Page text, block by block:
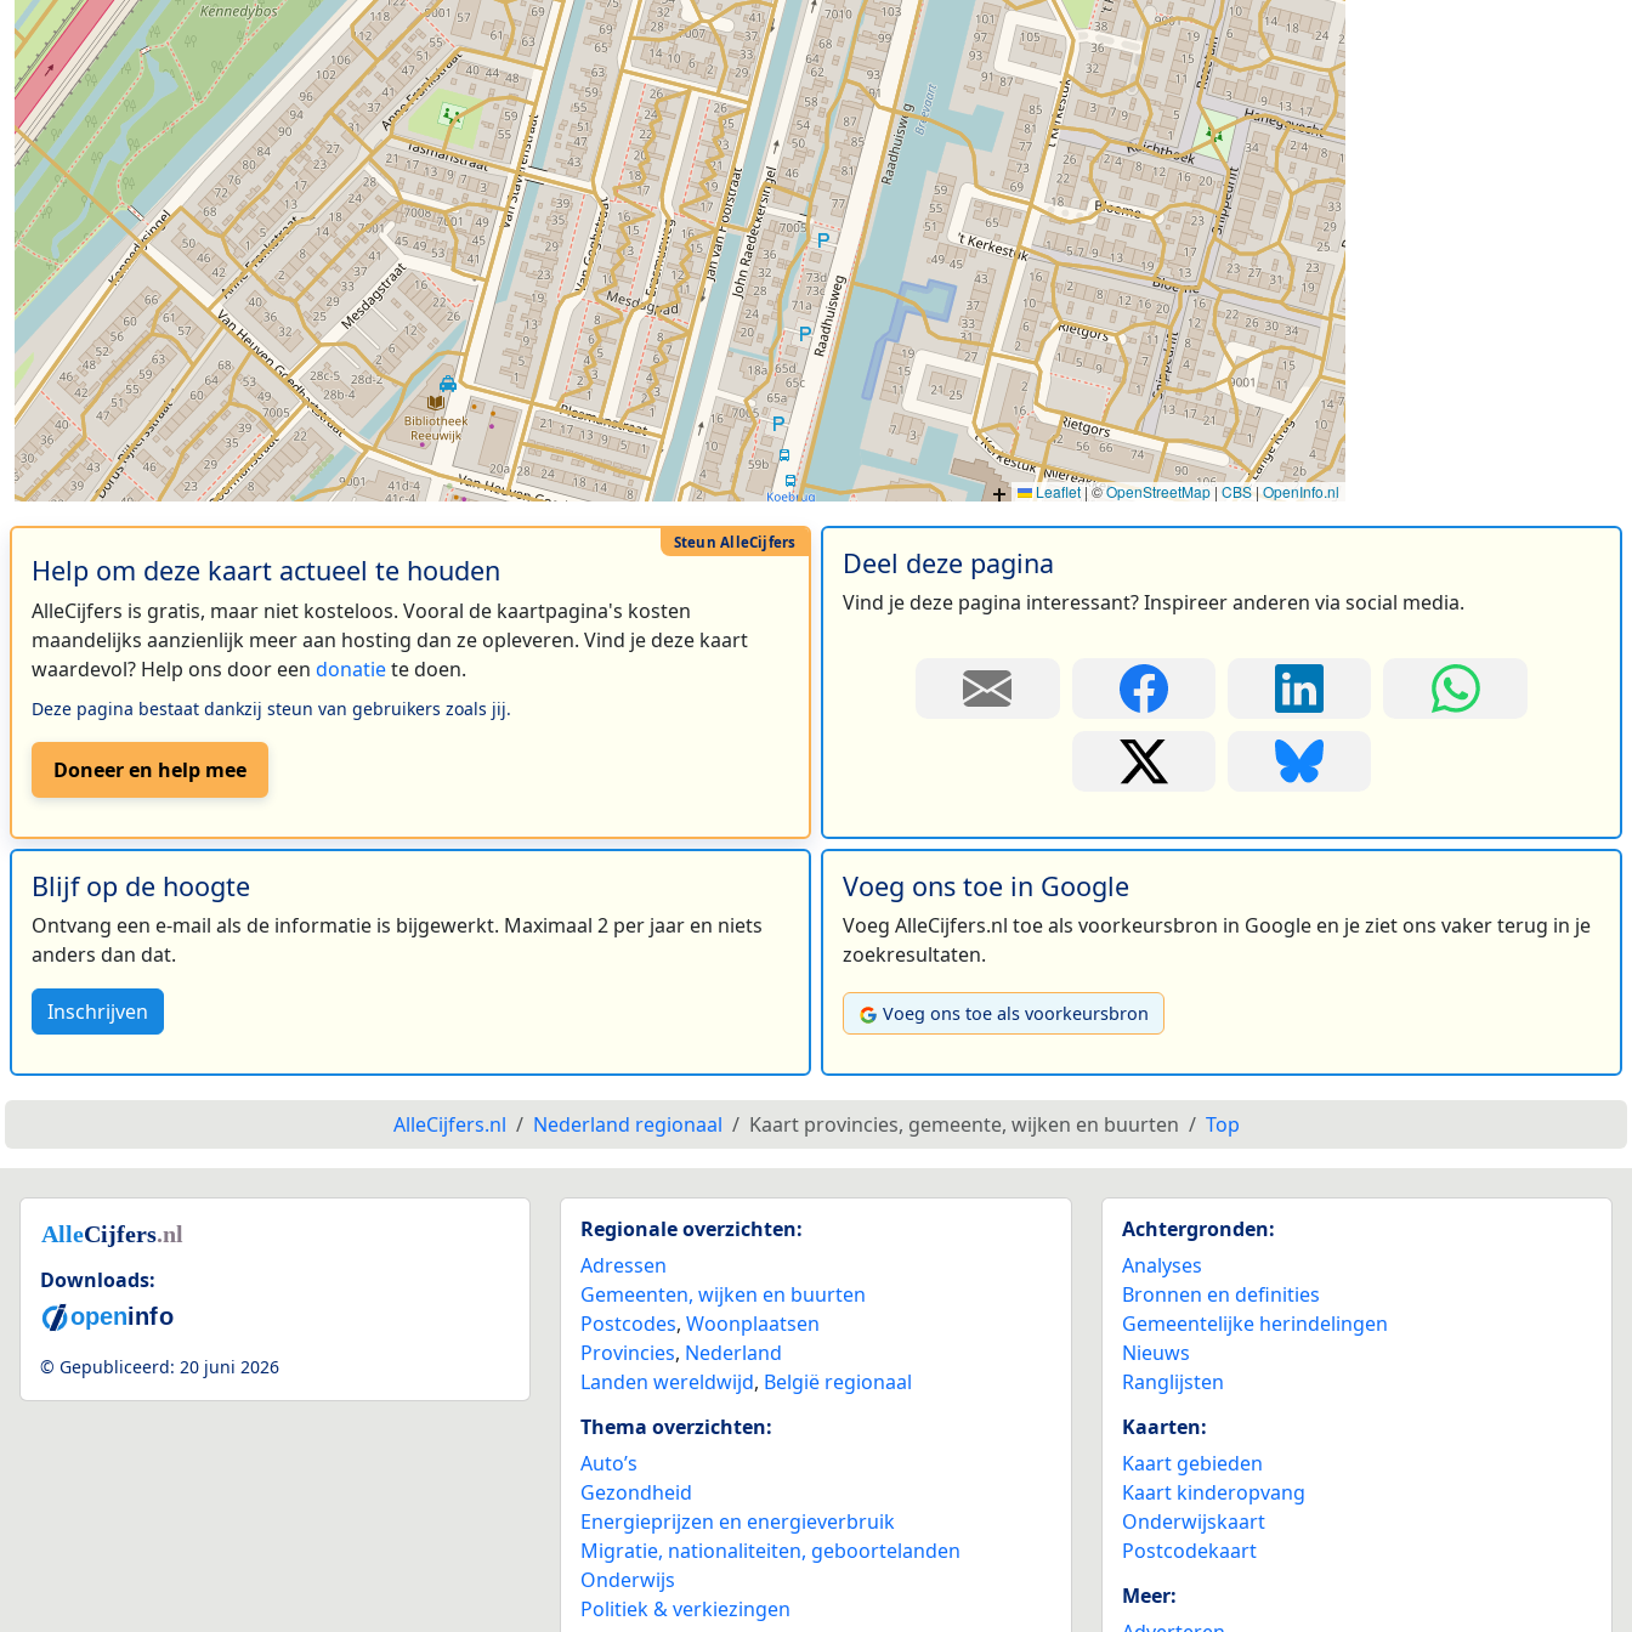
Leaflet |©OpenStreetMap | CBS|OpenInfo.nl
Help om deze kaart actueel te houden
AlleCijfers is gratis, maar niet kosteloos. Vooral de kaartpagina's kosten
maandelijks aanzienlijk meer aan hosting dan ze opleveren. Vind je deze kaart
waardevol? Help ons door een donatiete doen.
Deze pagina bestaat dankzij steun van gebruikers zoals jij.
Doneer en help mee
Deel deze pagina
Vind je deze pagina interessant? Inspireer anderen via social media.
Blijf op de hoogte
Ontvang een e-mail als de informatie is bijgewerkt. Maximaal 2 per jaar en niets
anders dan dat.
Inschrijven
Voeg ons toe in Google
Voeg AlleCijfers.nl toe als voorkeursbron in Google en je ziet ons vaker terug in je
zoekresultaten.
Voeg ons toe als voorkeursbron
AlleCijfers.nl Nederland regionaal Kaart provincies, gemeente, wijken en buurten Top
Downloads:
© Gepubliceerd: 20 juni 2026
Regionale overzichten:
Adressen
Gemeenten, wijken en buurten
Postcodes,Woonplaatsen
Provincies, Nederland
Landen wereldwijd, België regionaal
Thema overzichten:
Auto’s
Gezondheid
Energieprijzen en energieverbruik
Migratie, nationaliteiten, geboortelanden
Onderwijs
Politiek & verkiezingen
Achtergronden:
Analyses
Bronnen en definities
Gemeentelijke herindelingen
Nieuws
Ranglijsten
Kaarten:
Kaart gebieden
Kaart kinderopvang
Onderwijskaart
Postcodekaart
Meer: